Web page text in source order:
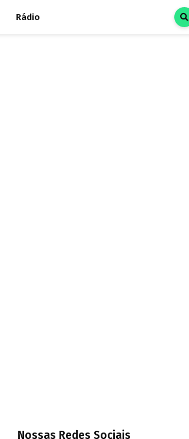
Rádio
Nossas Redes Sociais